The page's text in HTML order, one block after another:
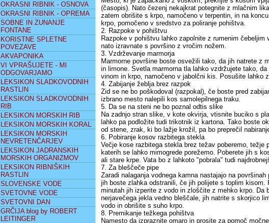
OKRASNI RIBNIK - OSNOVA
OKRASNI RIBNIK - OPREMA
SOBNE IN ZUNANJE
FONTANE
KORISTNE SPLETNE
POVEZAVE
AKVAPONIKA
VI VPRAŠUJETE - MI
ODGOVARJAMO
LEKSIKON SLADKOVODNIH
RASTLIN
LEKSIKON SLADKOVODNIH
RIB
LEKSIKON MORSKIH RIB
LEKSIKON MORSKIH KORAL
LEKSIKON MORSKIH
NEVRETENČARJEV
LEKSIKON JADRANSKIH
MORSKIH ORGANIZMOV
LEKSIKON RIBNIŠKIH
RASTLIN
SLOVENSKE VODE
SVETOVNE VODE
SVETOVNI DAN
GRČIJA blog by ROBERT
LEITINGER
(časopis). Nato čezenj nekajkrat potegnite z mlačnim
zatem obrišite s krpo, namočeno v terpentin, in na
krpo, pomočeno v sredstvo za poliranje pohištva.
2. Razpoke v pohištvu
Razpoke v pohištvu lahko zapolnite z rumenim čebeljim
nato izravnate s površino z vročim nožem.
3. Vzdrževanje marmorja
Marmorne površine boste osvežili tako, da jih natrete z
in limone. Svetla marmorna tla lahko vzdržujete tako, da
vinom in krpo, namočeno v jabolčni kis. Posušite lahko
4. Zabijanje žeblja brez razpok
Zid se ne bo poškodoval (razpokal), če boste pred
izbrano mesto nalepili kos samolepilnega traku.
5. Da se na steni ne bo poznal odtis slike
Na zadnjo stran slike, v kote okvirja, vtisnite buciko s
lahko pa podložite tudi trikotnik iz kartona. Tako boste
od stene, zrak, ki bo lažje krožil, pa bo preprečil
6. Pobiranje kosov razbitega stekla
Večje kose razbitega stekla brez težav poberemo, težje
katerih se lahko mimogrede porežemo. Poberete jih s
ali stare krpe. Vata bo z lahkoto "pobrala" tudi
7. Za bleščeče pipe
Zaradi nalaganja vodnega kamna nastajajo na površinah
jih boste zlahka odstranili, če jih polijete s toplim kisom.
minutah jih izperite z vodo in zloščite z mehko krpo. Da
nerjavečega jekla vedno bleščale, jih natrite s skorjico
vodo in obrišite s suho krpo.
8. Premikanje težkega pohištva
Namesto da izpraznite omaro in prosite za pomoč